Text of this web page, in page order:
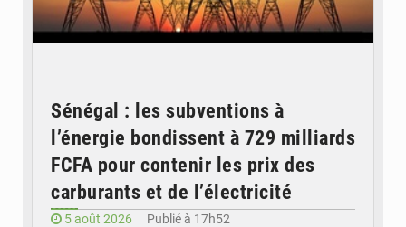
Sénégal : les subventions à
l’énergie bondissent à 729 milliards
FCFA pour contenir les prix des
carburants et de l’électricité
5 août 2026
Publié à 17h52